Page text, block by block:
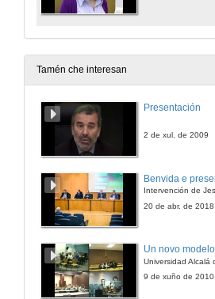
Tamén che interesan
Presentación
2 de xul. de 2009
Benvida e
20 de abr. de 2018
Universidad Alcalá
9 de xuño de 2010